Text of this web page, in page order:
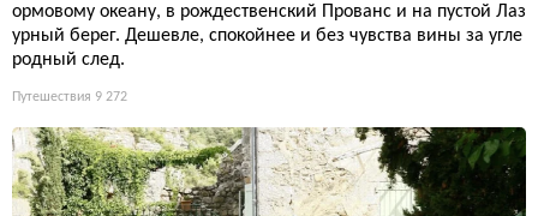
ормовому океану, в рождественский Прованс и на пустой Лаз
урный берег. Дешевле, спокойнее и без чувства вины за угле
родный след.
Путешествия 9 272